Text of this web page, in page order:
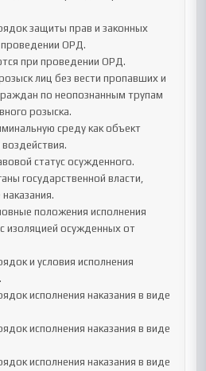
защиты прав и законных
проведении ОРД.
при проведении ОРД.
лиц без вести пропавших и
по неопознанным трупам
розыска.
среду как объект
статус осужденного.
государственной власти,
положения исполнения
изоляцией осужденных от
и условия исполнения
исполнения наказания в виде
исполнения наказания в виде
исполнения наказания в виде